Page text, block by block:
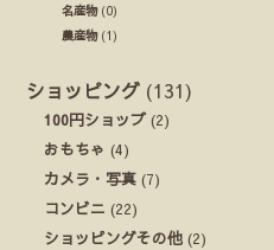
名産物(0)
農産物(1)
ショッピング (131)
100円ショップ (2)
おもちゃ (4)
カメラ・写真 (7)
コンビニ (22)
ショッピングその他 (2)